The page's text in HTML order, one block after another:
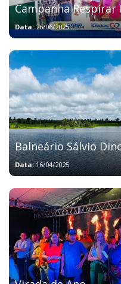
Campanha Respirar
Data: 26/06/2025
Balneário Sálvio
Data:16/04/2025